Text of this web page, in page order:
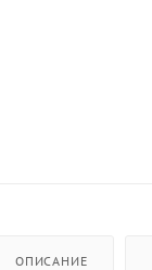
ОПИСАНИЕ